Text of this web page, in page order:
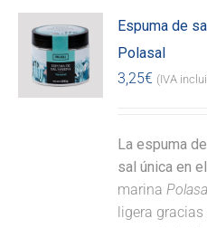
Espuma de
Polasal
3,25€ (IVA
La espuma
sal única en
marina
ligera